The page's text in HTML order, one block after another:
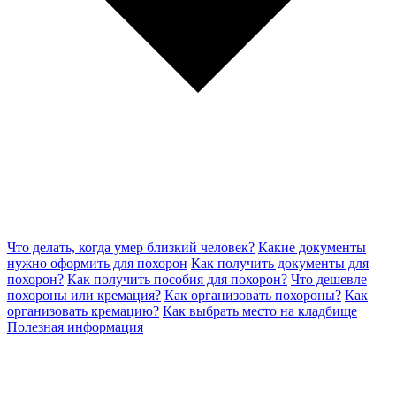
Что делать, когда умер близкий человек? Какие документы
нужно оформить для похорон Как получить документы для
похорон? Как получить пособия для похорон? Что дешевле
похороны или кремация? Как организовать похороны? Как
организовать кремацию? Как выбрать место на кладбище
Полезная информация